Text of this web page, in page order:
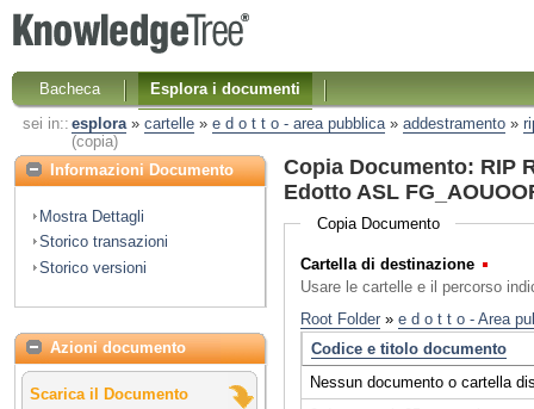
Bacheca
Esplora i documenti
sei in:: esplora» cartelle» e d o t t o - area pubblica» addestramento»
(copia)
Informazioni Documento
Mostra Dettagli
Storico transazioni
Storico versioni
Azioni documento
Scarica il Documento
Copia Documento: RIP
Edotto ASL
Copia Documento
Cartella di destinazione
Usare le cartelle e il percorso